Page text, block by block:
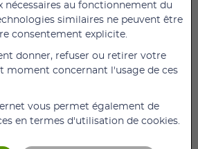
PAR LA CPAM
089,09 €HT
Roulant Rollz Motion
les chocs, et siège extra confort,
se transforme en fauteuil
nécessaires au fonctionnement du
similaires ne peuvent être
consentement explicite.
donner, refuser ou retirer votre
moment concernant l'usage de ces
vous permet également de
en termes d'utilisation de cookies.